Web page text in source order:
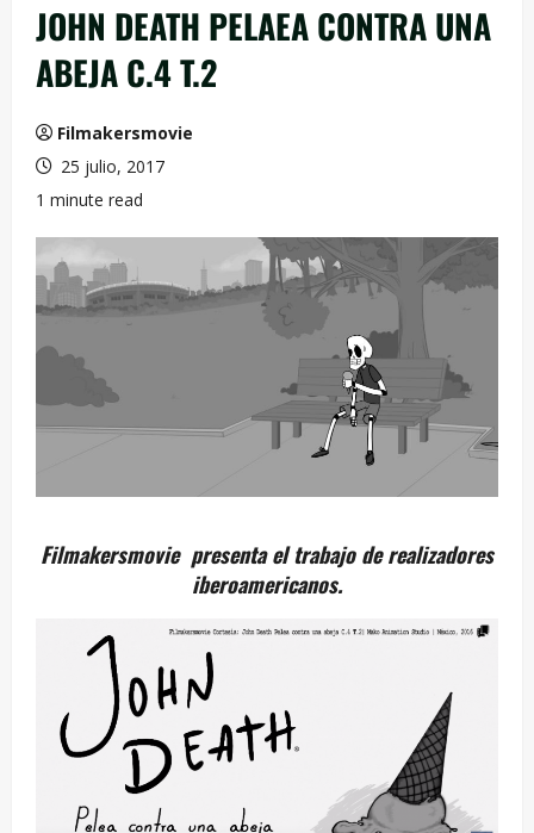
JOHN DEATH PELAEA CONTRA UNA
ABEJA C.4 T.2
Filmakersmovie
25 julio, 2017
1 minute read
Filmakersmovie presenta el trabajo de realizadores
iberoamericanos.